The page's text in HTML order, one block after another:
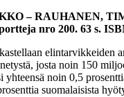
– RAUHANEN,
nro 200. 63 s.
josta noin 150
yhteensä noin 0,5
suomalaisista